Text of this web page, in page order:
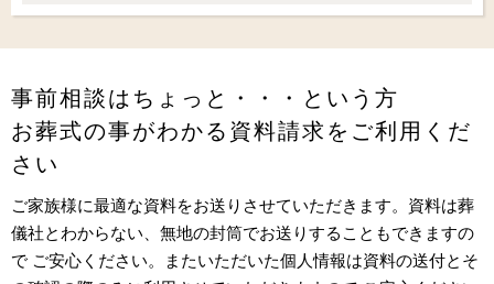
事前相談はちょっと・・・という方
お葬式の事がわかる資料請求をご利用くだ
さい
ご家族様に最適な資料をお送りさせていただきます。資料は葬
儀社とわからない、無地の封筒でお送りすることもできますの
で ご安心ください。またいただいた個人情報は資料の送付とそ